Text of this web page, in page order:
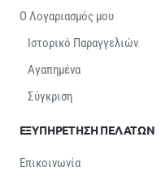
Ο Λογαριασμός μου
Ιστορικό Παραγγελιών
Αγαπημένα
Σύγκριση
ΕΞΥΠΗΡΕΤΗΣΗ ΠΕΛΑΤΩΝ
Επικοινωνία